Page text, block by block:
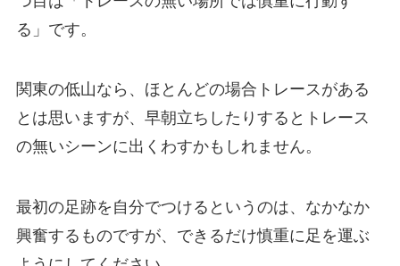
る 」です。
関東の低山なら、ほとんどの場合トレースがある
とは思いますが、早朝立ちしたりするとトレース
の無いシーンに出くわすかもしれません。
最初の足跡を自分でつけるというのは、なかなか
興奮するものですが、できるだけ慎重に足を運ぶ